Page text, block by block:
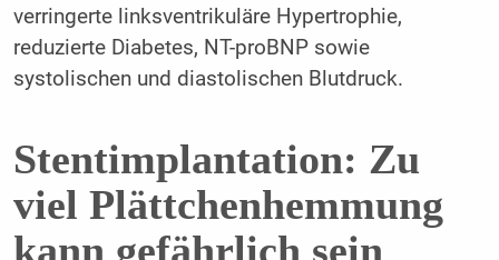
verringerte linksventrikuläre Hypertrophie,
reduzierte Diabetes, NT-proBNP sowie
systolischen und diastolischen Blutdruck.
Stentimplantation: Zu
viel Plättchenhemmung
kann gefährlich sein